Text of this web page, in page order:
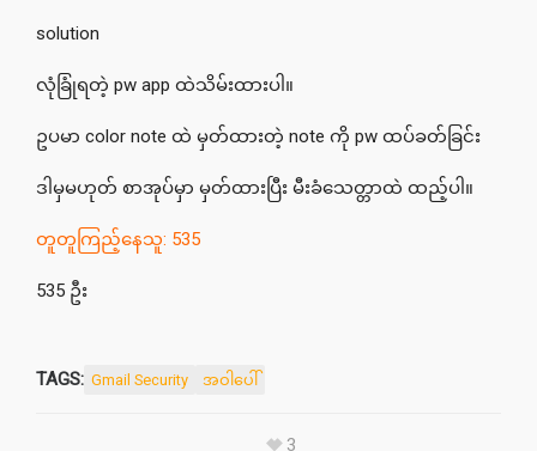
solution
လုံခြုံရတဲ့ pw app ထဲသိမ်းထားပါ။
ဥပမာ color note ထဲ မှတ်ထားတဲ့ note ကို pw ထပ်ခတ်ခြင်း
ဒါမှမဟုတ် စာအုပ်မှာ မှတ်ထားပြီး မီးခံသေတ္တာထဲ ထည့်ပါ။
တူတူကြည့်နေသူ: 535
535 ဦး
TAGS: Gmail Security အဝါပေါ်
3